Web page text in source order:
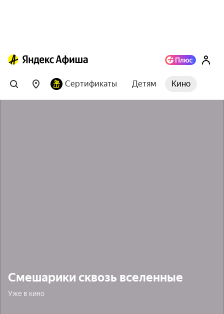
Сертификаты Детям Кино
Смешарики сквозь вселенные
Уже в кино